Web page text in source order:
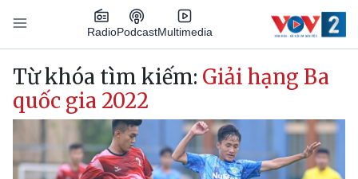
Nhảy đến nội dung
RadioPodcastMultimedia
Main navigation
Từ khóa tìm kiếm: Giải hạng Ba
quốc gia 2022